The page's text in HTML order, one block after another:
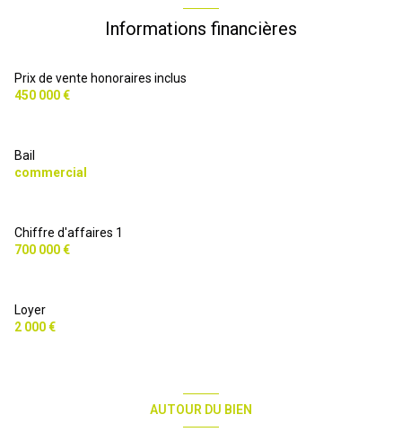
Informations financières
Prix de vente honoraires inclus
450 000 €
Bail
commercial
Chiffre d'affaires 1
700 000 €
Loyer
2 000 €
AUTOUR DU BIEN